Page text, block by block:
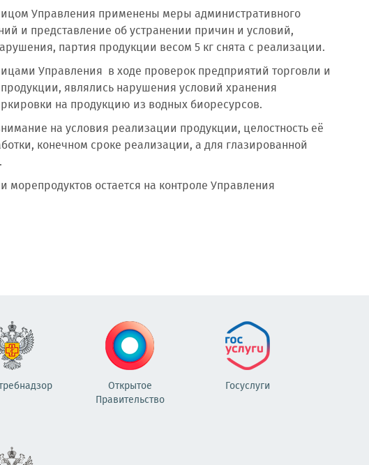
Управления применены меры административного
и представление об устранении причин и условий,
партия продукции весом 5 кг снята с реализации.
Управления в ходе проверок предприятий торговли и
являлись нарушения условий хранения
на продукцию из водных биоресурсов.
на условия реализации продукции, целостность её
конечном сроке реализации, а для глазированной
остается на контроле Управления
Открытое
Правительство
Госуслуги